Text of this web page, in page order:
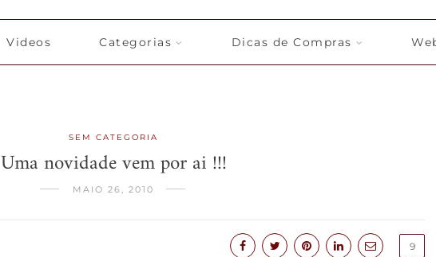
Videos Categorias Dicas de Compras
SEM CATEGORIA
Uma novidade vem por ai !!!
MAIO 26, 2010
9